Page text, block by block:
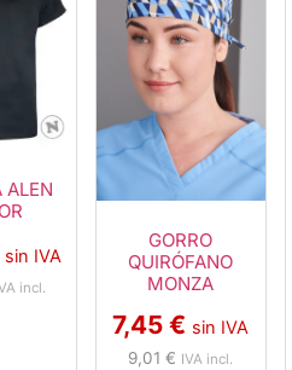
ALEN
sin IVA
incl.
GORRO
QUIRÓFANO
MONZA
7,45€ sin IVA
9,01€ IVA incl.